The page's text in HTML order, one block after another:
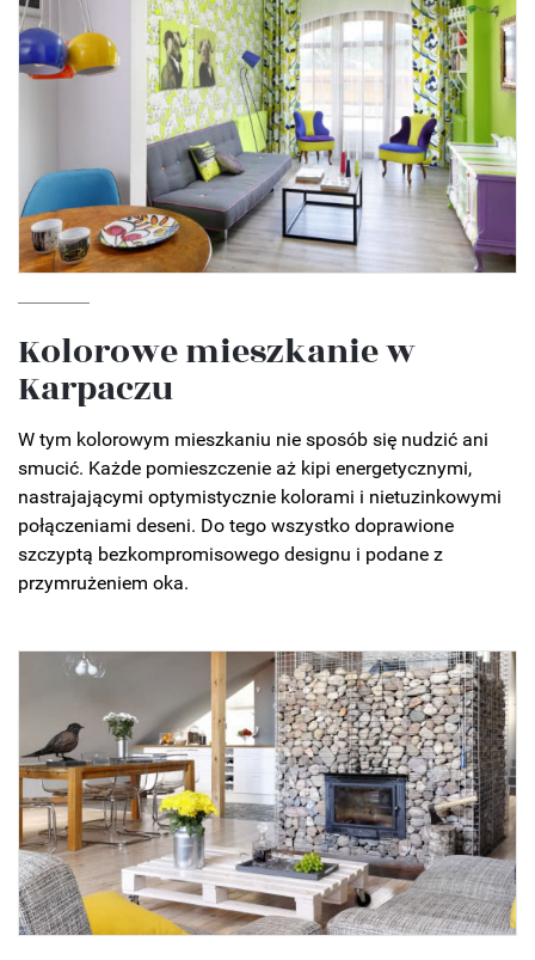
Kolorowe mieszkanie w
Karpaczu
W tym kolorowym mieszkaniu nie sposób się nudzić ani
smucić. Każde pomieszczenie aż kipi energetycznymi,
nastrajającymi optymistycznie kolorami i nietuzinkowymi
połączeniami deseni. Do tego wszystko doprawione
szczyptą bezkompromisowego designu i podane z
przymrużeniem oka.